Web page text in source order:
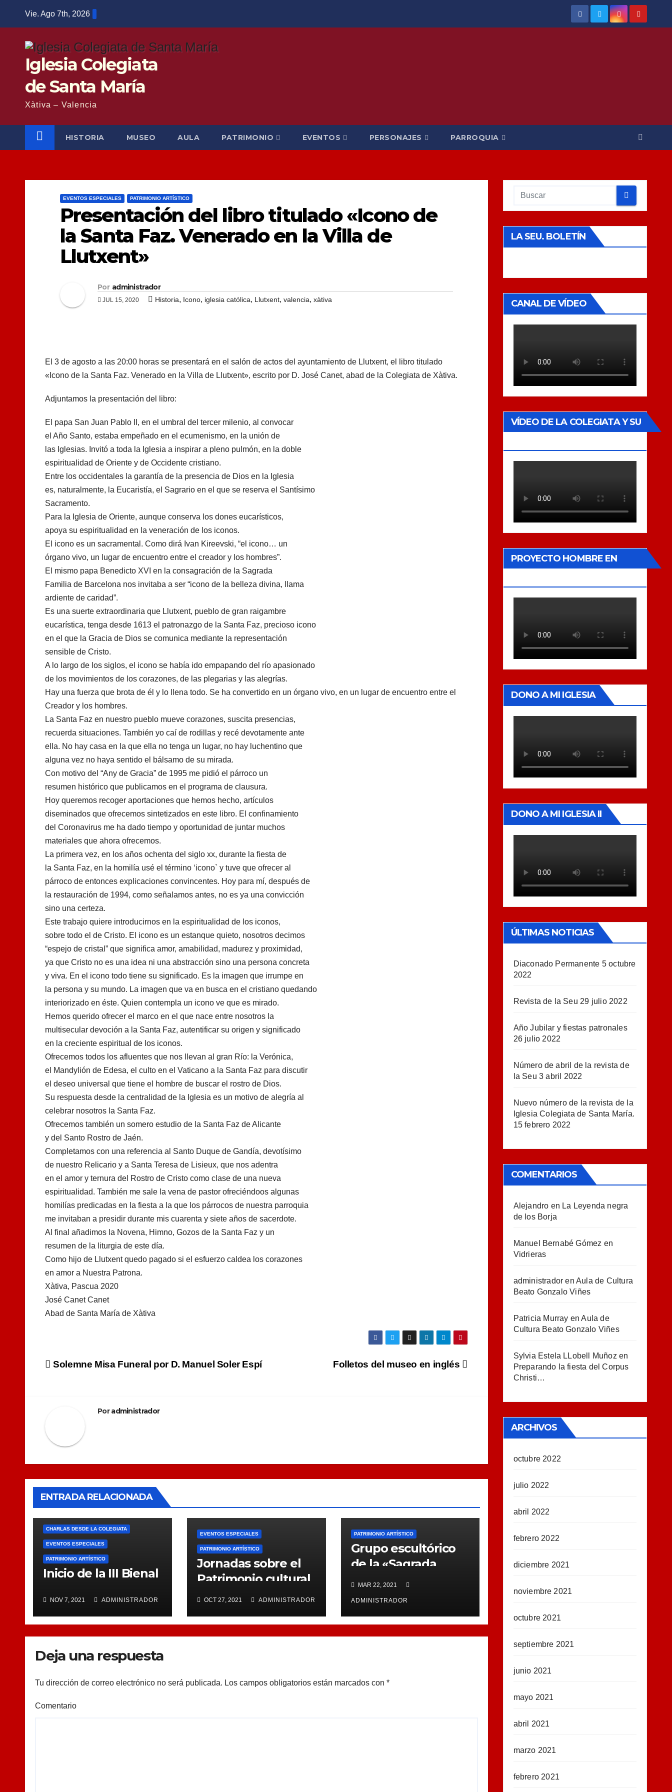
Vie. Ago 7th, 2026
Iglesia Colegiata
de Santa María
Xàtiva – Valencia
HISTORIA MUSEO AULA PATRIMONIO EVENTOS PERSONAJES PARROQUIA
EVENTOS ESPECIALES PATRIMONIO ARTÍSTICO
Presentación del libro titulado «Icono de
la Santa Faz. Venerado en la Villa de
Llutxent»
Por administrador
JUL 15, 2020 Historia, Icono, iglesia católica, Llutxent, valencia, xàtiva
El 3 de agosto a las 20:00 horas se presentará en el salón de actos del ayuntamiento de Llutxent, el libro titulado
«Icono de la Santa Faz. Venerado en la Villa de Llutxent», escrito por D. José Canet, abad de la Colegiata de Xàtiva.
Adjuntamos la presentación del libro:
El papa San Juan Pablo II, en el umbral del tercer milenio, al convocar
el Año Santo, estaba empeñado en el ecumenismo, en la unión de
las Iglesias. Invitó a toda la Iglesia a inspirar a pleno pulmón, en la doble
espiritualidad de Oriente y de Occidente cristiano.
Entre los occidentales la garantía de la presencia de Dios en la Iglesia
es, naturalmente, la Eucaristía, el Sagrario en el que se reserva el Santísimo
Sacramento.
Para la Iglesia de Oriente, aunque conserva los dones eucarísticos,
apoya su espiritualidad en la veneración de los iconos.
El icono es un sacramental. Como dirá Ivan Kireevski, “el icono… un
órgano vivo, un lugar de encuentro entre el creador y los hombres”.
El mismo papa Benedicto XVI en la consagración de la Sagrada
Familia de Barcelona nos invitaba a ser “icono de la belleza divina, llama
ardiente de caridad”.
Es una suerte extraordinaria que Llutxent, pueblo de gran raigambre
eucarística, tenga desde 1613 el patronazgo de la Santa Faz, precioso icono
en el que la Gracia de Dios se comunica mediante la representación
sensible de Cristo.
A lo largo de los siglos, el icono se había ido empapando del río apasionado
de los movimientos de los corazones, de las plegarias y las alegrías.
Hay una fuerza que brota de él y lo llena todo. Se ha convertido en un órgano vivo, en un lugar de encuentro entre el
Creador y los hombres.
La Santa Faz en nuestro pueblo mueve corazones, suscita presencias,
recuerda situaciones. También yo caí de rodillas y recé devotamente ante
ella. No hay casa en la que ella no tenga un lugar, no hay luchentino que
alguna vez no haya sentido el bálsamo de su mirada.
Con motivo del “Any de Gracia” de 1995 me pidió el párroco un
resumen histórico que publicamos en el programa de clausura.
Hoy queremos recoger aportaciones que hemos hecho, artículos
diseminados que ofrecemos sintetizados en este libro. El confinamiento
del Coronavirus me ha dado tiempo y oportunidad de juntar muchos
materiales que ahora ofrecemos.
La primera vez, en los años ochenta del siglo xx, durante la fiesta de
la Santa Faz, en la homilía usé el término ‘icono` y tuve que ofrecer al
párroco de entonces explicaciones convincentes. Hoy para mí, después de
la restauración de 1994, como señalamos antes, no es ya una convicción
sino una certeza.
Este trabajo quiere introducirnos en la espiritualidad de los iconos,
sobre todo el de Cristo. El icono es un estanque quieto, nosotros decimos
“espejo de cristal” que significa amor, amabilidad, madurez y proximidad,
ya que Cristo no es una idea ni una abstracción sino una persona concreta
y viva. En el icono todo tiene su significado. Es la imagen que irrumpe en
la persona y su mundo. La imagen que va en busca en el cristiano quedando
interiorizado en éste. Quien contempla un icono ve que es mirado.
Hemos querido ofrecer el marco en el que nace entre nosotros la
multisecular devoción a la Santa Faz, autentificar su origen y significado
en la creciente espiritual de los iconos.
Ofrecemos todos los afluentes que nos llevan al gran Río: la Verónica,
el Mandylión de Edesa, el culto en el Vaticano a la Santa Faz para discutir
el deseo universal que tiene el hombre de buscar el rostro de Dios.
Su respuesta desde la centralidad de la Iglesia es un motivo de alegría al
celebrar nosotros la Santa Faz.
Ofrecemos también un somero estudio de la Santa Faz de Alicante
y del Santo Rostro de Jaén.
Completamos con una referencia al Santo Duque de Gandía, devotísimo
de nuestro Relicario y a Santa Teresa de Lisieux, que nos adentra
en el amor y ternura del Rostro de Cristo como clase de una nueva
espiritualidad. También me sale la vena de pastor ofreciéndoos algunas
homilías predicadas en la fiesta a la que los párrocos de nuestra parroquia
me invitaban a presidir durante mis cuarenta y siete años de sacerdote.
Al final añadimos la Novena, Himno, Gozos de la Santa Faz y un
resumen de la liturgia de este día.
Como hijo de Llutxent quedo pagado si el esfuerzo caldea los corazones
en amor a Nuestra Patrona.
Xàtiva, Pascua 2020
José Canet Canet
Abad de Santa María de Xàtiva
Navegación
entradas
Folletos del museo en inglés
Solemne Misa Funeral por D. Manuel Soler Espí
Poradministrador
ENTRADA RELACIONADA
CHARLAS DESDE LA COLEGIATA
EVENTOS ESPECIALES
PATRIMONIO ARTÍSTICO
Inicio de la III Bienal
NOV 7, 2021 ADMINISTRADOR
EVENTOS ESPECIALES
PATRIMONIO ARTÍSTICO
Jornadas sobre el
Patrimonio cultural
de la Iglesia.
OCT 27, 2021 ADMINISTRADOR
PATRIMONIO ARTÍSTICO
Grupo escultórico
de la «Sagrada
Familia»
MAR 22, 2021
ADMINISTRADOR
Deja una respuesta
Tu dirección de correo electrónico no será publicada. Los campos obligatorios están marcados con *
Comentario
LA SEU. BOLETÍN
CANAL DE VÍDEO
VÍDEO DE LA COLEGIATA Y SU
PROYECTO HOMBRE EN
DONO A MI IGLESIA
DONO A MI IGLESIA II
ÚLTIMAS NOTICIAS
Diaconado Permanente 5 octubre
2022
Revista de la Seu 29 julio 2022
Año Jubilar y fiestas patronales
26 julio 2022
Número de abril de la revista de
la Seu 3 abril 2022
Nuevo número de la revista de la
Iglesia Colegiata de Santa María.
15 febrero 2022
COMENTARIOS
Alejandro en La Leyenda negra
de los Borja
Manuel Bernabé Gómez en
Vidrieras
administrador en Aula de Cultura
Beato Gonzalo Viñes
Patricia Murray enAula de
Cultura Beato Gonzalo Viñes
Sylvia Estela LLobell Muñoz en
Preparando la fiesta del Corpus
Christi…
ARCHIVOS
octubre 2022
julio 2022
abril 2022
febrero 2022
diciembre 2021
noviembre 2021
octubre 2021
septiembre 2021
junio 2021
mayo 2021
abril 2021
marzo 2021
febrero 2021